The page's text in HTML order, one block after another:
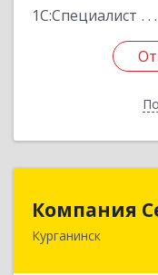
1С:Специалист
Компания
Курганинск
352430,